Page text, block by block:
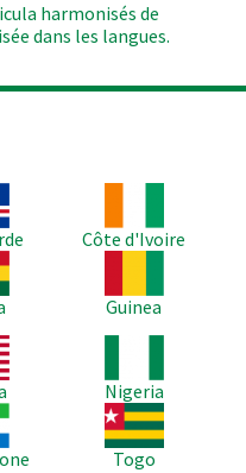
harmonisés de
dans les langues.
Côte d'Ivoire
Guinea
Nigeria
Image
Togo